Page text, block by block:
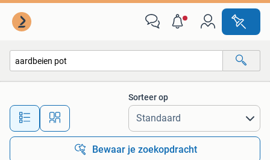
Alle afstanden…
Sorteer op
Bewaar je zoekopdracht